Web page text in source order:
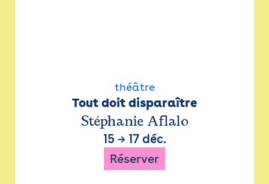
théâtre
Tout doit disparaître
Stéphanie Aflalo
15 → 17 déc.
Réserver